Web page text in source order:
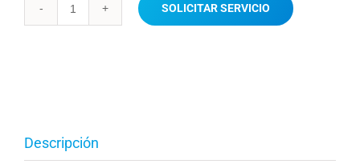
Instalación
SOLICITAR SERVICIO
Descripción